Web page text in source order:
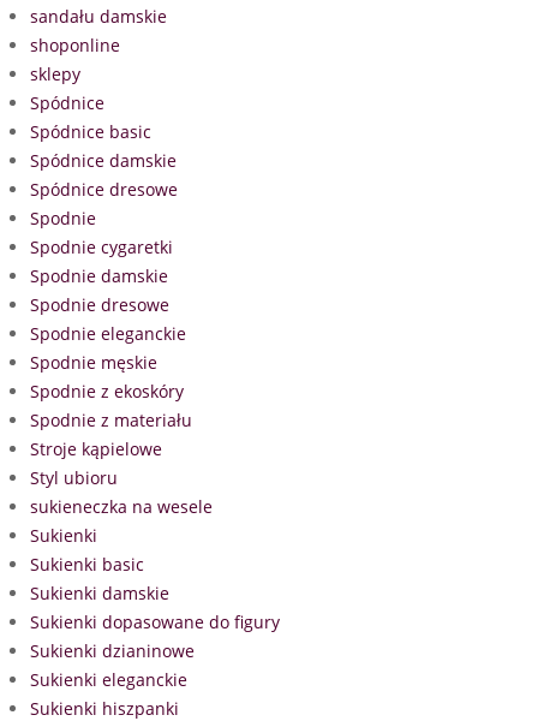
sandału damskie
shoponline
sklepy
Spódnice
Spódnice basic
Spódnice damskie
Spódnice dresowe
Spodnie
Spodnie cygaretki
Spodnie damskie
Spodnie dresowe
Spodnie eleganckie
Spodnie męskie
Spodnie z ekoskóry
Spodnie z materiału
Stroje kąpielowe
Styl ubioru
sukieneczka na wesele
Sukienki
Sukienki basic
Sukienki damskie
Sukienki dopasowane do figury
Sukienki dzianinowe
Sukienki eleganckie
Sukienki hiszpanki